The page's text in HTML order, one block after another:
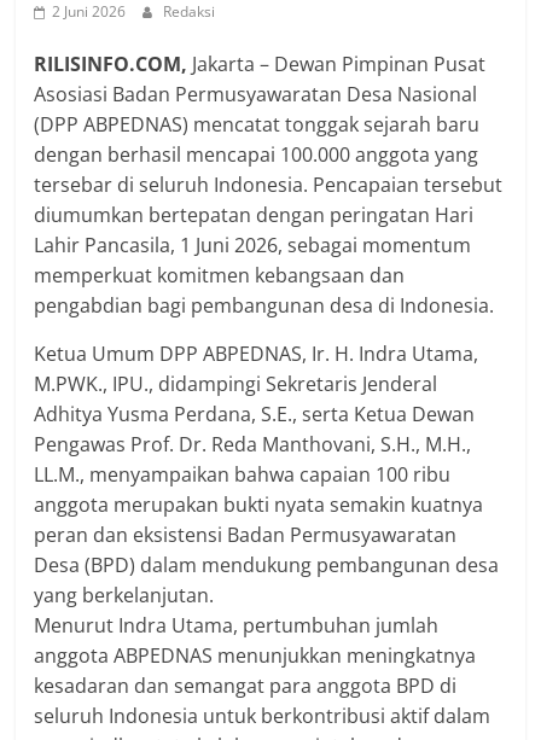
2 Juni 2026 Redaksi
RILISINFO.COM, Jakarta – Dewan Pimpinan Pusat
Asosiasi Badan Permusyawaratan Desa Nasional
(DPP ABPEDNAS) mencatat tonggak sejarah baru
dengan berhasil mencapai 100.000 anggota yang
tersebar di seluruh Indonesia. Pencapaian tersebut
diumumkan bertepatan dengan peringatan Hari
Lahir Pancasila, 1 Juni 2026, sebagai momentum
memperkuat komitmen kebangsaan dan
pengabdian bagi pembangunan desa di Indonesia.
Ketua Umum DPP ABPEDNAS, Ir. H. Indra Utama,
M.PWK., IPU., didampingi Sekretaris Jenderal
Adhitya Yusma Perdana, S.E., serta Ketua Dewan
Pengawas Prof. Dr. Reda Manthovani, S.H., M.H.,
LL.M., menyampaikan bahwa capaian 100 ribu
anggota merupakan bukti nyata semakin kuatnya
peran dan eksistensi Badan Permusyawaratan
Desa (BPD) dalam mendukung pembangunan desa
yang berkelanjutan.
Menurut Indra Utama, pertumbuhan jumlah
anggota ABPEDNAS menunjukkan meningkatnya
kesadaran dan semangat para anggota BPD di
seluruh Indonesia untuk berkontribusi aktif dalam